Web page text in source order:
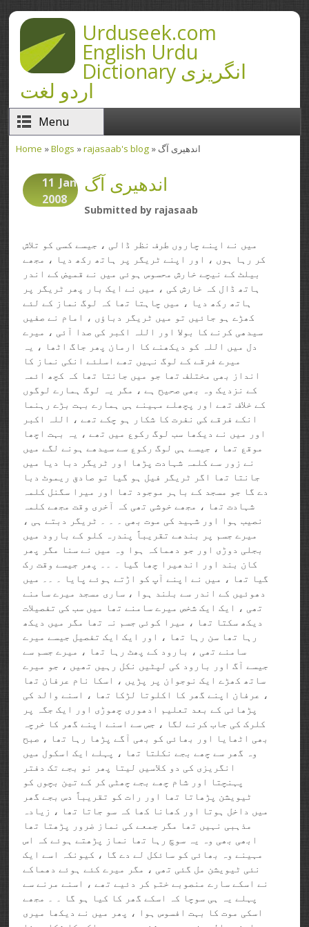
Skip to main contentUrduseek.com
English Urdu
Dictionary انگریزی
اردو لغت
Menu
Home »Blogs »rajasaab's blog » اندھیری آگ
11 Jan
2008
اندھیری آگ
Submitted by rajasaab
میں نے اپنے چاروں طرف نظر ڈالی ، جیسے کسی کو تلاش
کر رہا ہوں ، اور اپنے ٹریگر پر ہاتھ رکھ دیا ، مجھے
بیلٹ کے نیچے خارش محسوس ہوئی میں نے قمیض کے اندر
ہاتھ ڈال کہ خارش کی ، میں نے ایک بار پھر ٹریگر پر
ہاتھ رکھ دیا ، میں چاہتا تھا کہ لوگ نماز کے لئے
کھڑے ہو جائیں تو میں ٹریگر دباؤں ، امام نے صفیں
سیدھی کرنے کا بولا اور اللہ اکبر کی صدا آئی ، میرے
دل میں اللہ کو دیکھنے کا ارمان پھر جاگ اٹھا ، یہ
میرے فرقے کے لوگ نہیں تھے اسلئے انکی نماز کا
انداز بھی مختلف تھا جو میں جانتا تھا کہ کچھ ائمہ
کے نزدیک وہ بھی صحیح ہے ، مگر یہ لوگ ہمارے لوگوں
کے خلاف تھے اور پچھلے مہینے ہی ہمارے بہت بڑے رہنما
انکے فرقے کی نفرت کا شکار ہو چکے تھے ، اللہ اکبر
اور میں نے دیکھا سب لوگ رکوع میں تھے ، یہ بہت اچھا
موقع تھا ، جیسے ہی لوگ رکوع سے سیدھے ہونے لگے میں
نے زور سے کلمہ شہادت پڑھا اور ٹریگر دبا دیا میں
جانتا تھا اگر ٹریگر فیل ہو گیا تو صادق ریموٹ دبا
دے گا جو مسجد کے باہر موجود تھا اور میرا سگنل کلمہ
شہادت تھا ، مجھے خوشی تھی کہ آخری وقت مجھے کلمہ
نصیب ہوا اور شہید کی موت بھی ۔ ۔ ۔ ٹریگر دبتے ہی ،
میرے جسم پر بندھے تقریباً پندرہ کلو کے بارود میں
بجلی دوڑی اور جو دھماکہ ہوا وہ میں نے سنا مگر پھر
کان بند اور اندھیرا چھا گیا ۔ ۔۔ پھر جیسے وقت رک
گیا تھا ، میں نے اپنے آپ کو اڑتے ہوئے پایا ۔ ۔۔ میں
دھوئیں کے اندر سے بلند ہوا ، ساری مسجد میرے سامنے
تھی ، ایک ایک شخص میرے سامنے تھا میں سب کی تفصیلات
دیکھ سکتا تھا ، میرا کوئی جسم نہ تھا مگر میں دیکھ
رہا تھا سن رہا تھا ، اور ایک ایک تفصیل جیسے میرے
سامنے تھی ، بارود کے پھٹ رہا تھا ، میرے جسم سے
جیسے آگ اور بارود کی لپٹیں نکل رہیں تھیں ، جو میرے
ساتھ کھڑے ایک نوجوان پر پڑیں ، اسکا نام عرفان تھا
، عرفان اپنے گھر کا اکلوتا لڑکا تھا ، اسنے والد کی
پڑھائی کے بعد تعلیم ادھوری چھوڑی اور ایک جگہ پر
کلرک کی جاب کرنے لگا ، جس سے اسنے اپنے گھر کا خرچہ
بھی اٹھایا اور بھائی کو بھی آگے پڑھا رہا تھا ، صبح
وہ گھر سے چھے بجے نکلتا تھا ، پہلے ایک اسکول میں
انگریزی کی دو کلاسیں لیتا پھر نو بجے تک دفتر
پہنچتا اور شام چھے بجے چھٹی کر کے تین بچوں کو
ٹیویشن پڑھاتا تھا اور رات کو تقریباً دس بجے گھر
میں داخل ہوتا اور کھانا کھا کہ سو جاتا تھا ، زیادہ
مذہبی نہیں تھا مگر جمعے کی نماز ضرور پڑھتا تھا
ابھی بھی وہ یہ سوچ رہا تھا نماز پڑھتے ہوئے کہ اس
مہینے وہ بھائی کو سائکل لے دے گا ، کیونکہ اسے ایک
نئی ٹیویشن مل گئی تھی ، مگر میرے کئے ہوئے دھماکے
نے اسکے سارے منصوبے ختم کر دئیے تھے ، اسنے مرنے سے
پہلے یہ ہی سوچا کہ اسکے گھر کا کیا ہو گا ۔ ۔ مجھے
اسکی موت کا بہت افسوس ہوا ، پھر میں نے دیکھا میری